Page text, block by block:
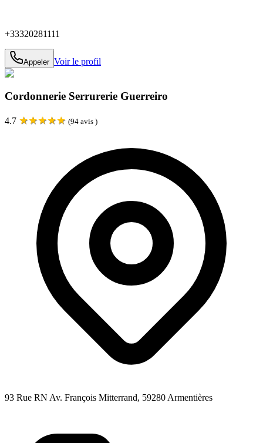
+33320281111
Appeler Voir le profil
Cordonnerie Serrurerie Guerreiro
4.7 ★★★★★ (94 avis )
93 Rue RN Av. François Mitterrand, 59280 Armentières